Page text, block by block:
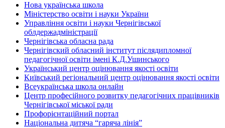
Нова українська школа
Міністерство освіти і науки України
Управління освіти і науки Чернігівської
облдержадміністрації
Чернігівська обласна рада
Чернігівский обласний інститут післядипломної
педагогічної освіти імені К.Д.Ушинського
Український центр оцінювання якості освіти
Київський регіональний центр оцінювання якості освіти
Всеукраїнська школа онлайн
Центр професійного розвитку педагогічних працівників
Чернігівської міської ради
Профорієнтаційний портал
Національна дитяча “гаряча лінія”